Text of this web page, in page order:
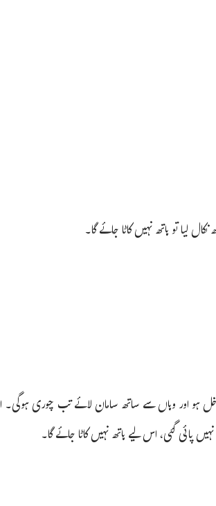
لیا تو ہاتھ نہیں کاٹا جائے گا۔
ہو اور وہاں سے ساتھ سامان لائے تب چوری ہوگی۔
پائی گئی، اس لیے ہاتھ نہیں کاٹا جائے گا۔